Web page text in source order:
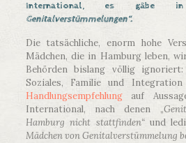
International, es gäbe
Genitalverstümmelungen“.
Die tatsächliche, enorm hohe
Mädchen, die in Hamburg leben,
Behörden bislang völlig
Soziales, Familie und
Handlungsempfehlungauf
International, nach denen „
Hamburg nicht stattfinden“ und
Mädchen von Genitalverstümmelung